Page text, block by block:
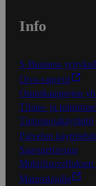
Info
S-Business
Oiva-raportit
Osuuskauppojen
Tilaus- ja
Tietosuojakäytäntö
Palvelun
Saavutettavuus
Mobiilisovelluksen
Mainostajalle